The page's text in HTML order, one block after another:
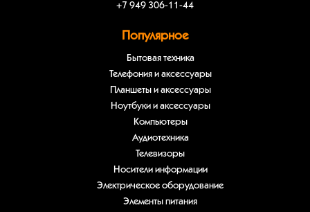
+7 949 306-11-44
Популярное
Бытовая техника
Телефония и аксессуары
Планшеты и аксессуары
Ноутбуки и аксессуары
Компьютеры
Аудиотехника
Телевизоры
Носители информации
Электрическое оборудование
Элементы питания